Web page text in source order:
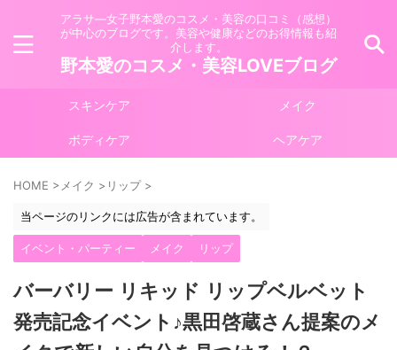
アラサ―女子野本愛のコスメ・美容の口コミ（感想）
が中心のブログです。美容や健康などのお得情報も紹
介します。
野本愛のコスメ・美容LOVEブログ
スキンケア メイク
ボディケア ヘアケア
HOME > メイク > リップ >
当ページのリンクには広告が含まれています。
イベント・パーティー メイク リップ
バーバリー リキッド リップベルベット
発売記念イベント♪黒田啓蔵さん提案のメ